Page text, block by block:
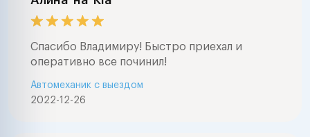
Спасибо Владимиру! Быстро приехал и
оперативно все починил!
2022-12-26
Автомеханик с выездом